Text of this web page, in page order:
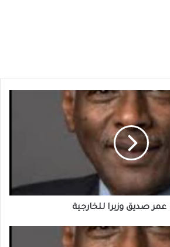
صديق وزيرا للخارجية